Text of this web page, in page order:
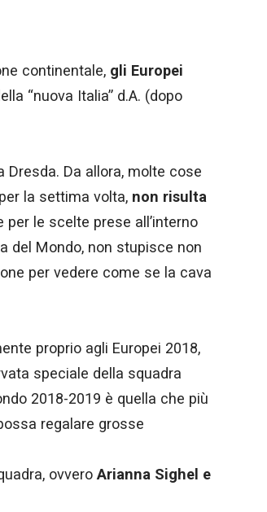
continentale, gli Europei
“nuova Italia” d.A. (dopo
Dresda. Da allora, molte cose
la settima volta, non risulta
le scelte prese all’interno
del Mondo, non stupisce non
per vedere come se la cava
proprio agli Europei 2018,
speciale della squadra
2018-2019 è quella che più
regalare grosse
ovvero Arianna Sighel e